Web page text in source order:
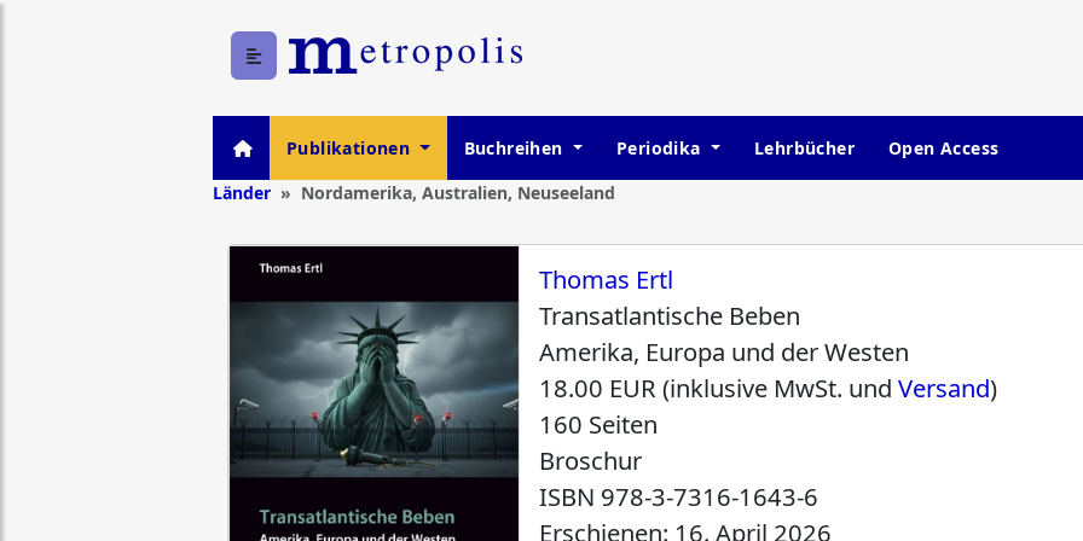
Publikationen Buchreihen Periodika Lehrbücher
Open Access
Länder
Nordamerika, Australien, Neuseeland
Thomas Ertl
Transatlantische Beben
Amerika, Europa und der Westen
18.00 EUR (inklusive MwSt. undVersand)
160 Seiten
Broschur
ISBN 978-3-7316-1643-6
Erschienen: 16. April 2026